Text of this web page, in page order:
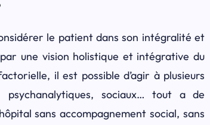
le patient dans son intégralité et
une vision holistique et intégrative du
il est possible d’agir à plusieurs
psychanalytiques, sociaux… tout a de
sans accompagnement social, sans